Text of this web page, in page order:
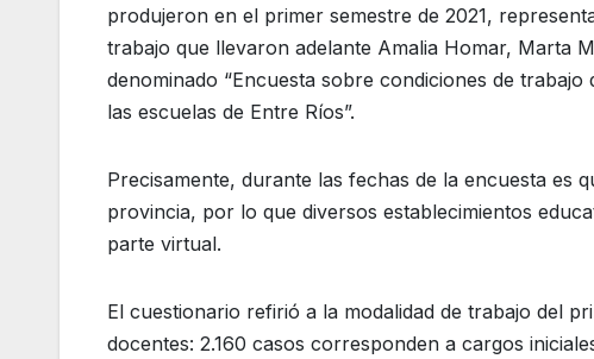
produjeron en el primer semestre de 2021,
trabajo que llevaron adelante Amalia Homar, Marta
denominado “Encuesta sobre condiciones de
las escuelas de Entre Ríos”.
Precisamente, durante las fechas de la encuesta es
provincia, por lo que diversos establecimientos
parte virtual.
El cuestionario refirió a la modalidad de trabajo del
docentes: 2.160 casos corresponden a cargos